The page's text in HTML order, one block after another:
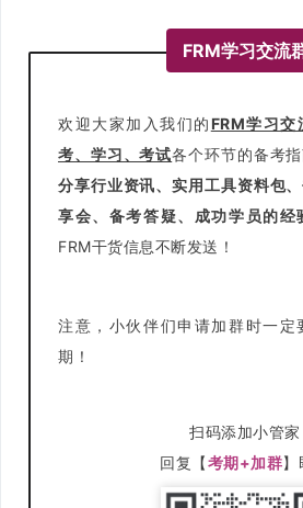
FRM学习交流
欢迎大家加入我们的FRM学习交
考、学习、考试各个环节的备考
分享行业资讯、实用工具资料包
享会、备考答疑、成功学员的经
FRM干货信息不断发送！
注意，小伙伴们申请加群时一定
期！
扫码添加小管家
回复【考期+加群】